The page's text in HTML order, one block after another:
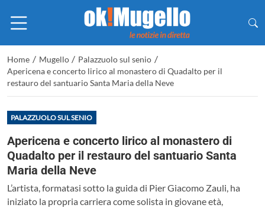
Home / Mugello / Palazzuolo sul senio /
Apericena e concerto lirico al monastero di Quadalto per il
restauro del santuario Santa Maria della Neve
PALAZZUOLO SUL SENIO
Apericena e concerto lirico al monastero di
Quadalto per il restauro del santuario Santa
Maria della Neve
L’artista, formatasi sotto la guida di Pier Giacomo Zauli, ha
iniziato la propria carriera come solista in giovane età,